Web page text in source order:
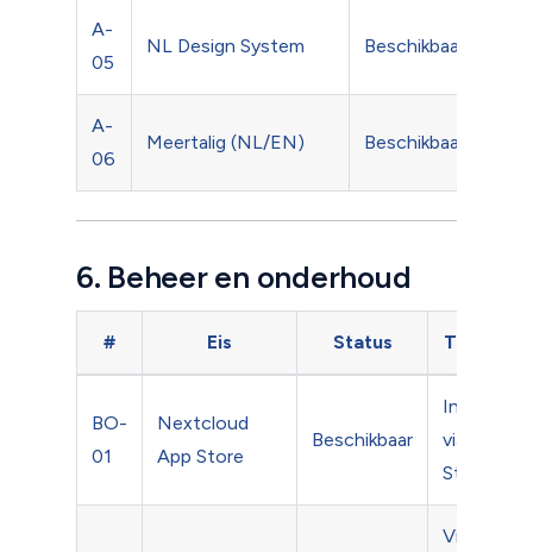
A-
05
NL Design System Beschikbaar
A-
06
Meertalig (NL/EN) Beschikbaar
6. Beheer en onderhoud
# Eis Status
BO-
01
Nextcloud
App Store
Beschikbaar
Installatie
via App
Store
Via